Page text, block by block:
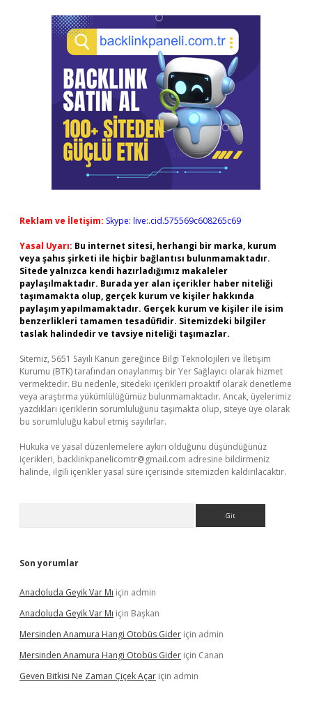
Reklam ve İletişim: Skype: live:.cid.575569c608265c69
Yasal Uyarı: Bu internet sitesi, herhangi bir marka, kurum
veya şahıs şirketi ile hiçbir bağlantısı bulunmamaktadır.
Sitede yalnızca kendi hazırladığımız makaleler
paylaşılmaktadır. Burada yer alan içerikler haber niteliği
taşımamakta olup, gerçek kurum ve kişiler hakkında
paylaşım yapılmamaktadır. Gerçek kurum ve kişiler ile isim
benzerlikleri tamamen tesadüfidir. Sitemizdeki bilgiler
taslak halindedir ve tavsiye niteliği taşımazlar.
Sitemiz, 5651 Sayılı Kanun gereğince Bilgi Teknolojileri ve İletişim
Kurumu (BTK) tarafından onaylanmış bir Yer Sağlayıcı olarak hizmet
vermektedir. Bu nedenle, sitedeki içerikleri proaktif olarak denetleme
veya araştırma yükümlülüğümüz bulunmamaktadır. Ancak, üyelerimiz
yazdıkları içeriklerin sorumluluğunu taşımakta olup, siteye üye olarak
bu sorumluluğu kabul etmiş sayılırlar.
Hukuka ve yasal düzenlemelere aykırı olduğunu düşündüğünüz
içerikleri, backlinkpanelicomtr@gmail.com adresine bildirmeniz
halinde, ilgili içerikler yasal süre içerisinde sitemizden kaldırılacaktır.
Son yorumlar
Anadoluda Geyik Var Mı için admin
Anadoluda Geyik Var Mı için Başkan
Mersinden Anamura Hangi Otobüs Gider için admin
Mersinden Anamura Hangi Otobüs Gider için Canan
Geven Bitkisi Ne Zaman Çiçek Açar için admin